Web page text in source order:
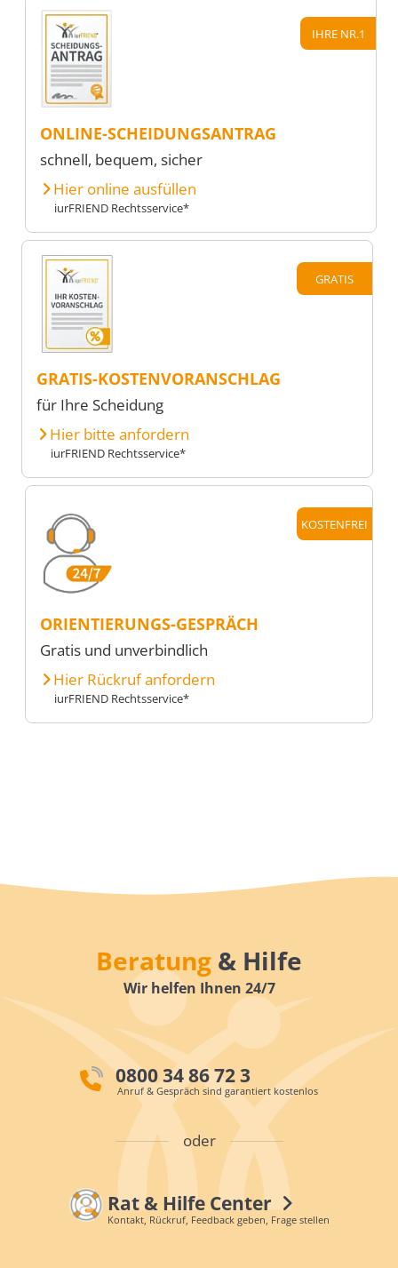
IHRE NR.1
ONLINE-SCHEIDUNGSANTRAG
schnell, bequem, sicher
Hier online ausfüllen
iurFRIEND Rechtsservice*
GRATIS
GRATIS-KOSTENVORANSCHLAG
für Ihre Scheidung
Hier bitte anfordern
iurFRIEND Rechtsservice*
KOSTENFREI
ORIENTIERUNGS-GESPRÄCH
Gratis und unverbindlich
Hier Rückruf anfordern
iurFRIEND Rechtsservice*
Beratung & Hilfe
Wir helfen Ihnen 24/7
0800 34 86 72 3
Anruf & Gespräch sind garantiert kostenlos
oder
Rat & Hilfe Center
Kontakt, Rückruf, Feedback geben, Frage stellen